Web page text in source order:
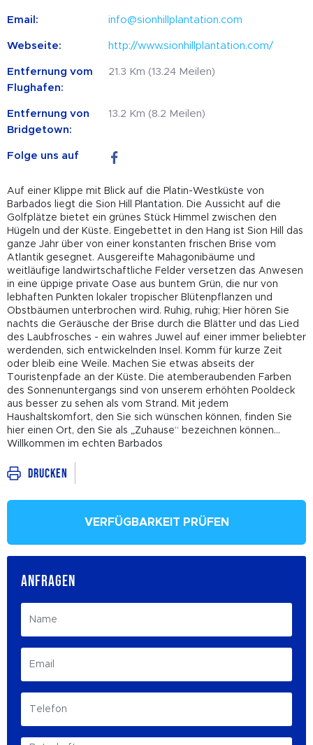
Email: info@sionhillplantation.com
Webseite: http://www.sionhillplantation.com/
Entfernung vom
Flughafen:
21.3 Km (13.24 Meilen)
Entfernung von
Bridgetown:
13.2 Km (8.2 Meilen)
Folge uns auf
Auf einer Klippe mit Blick auf die Platin-Westküste von
Barbados liegt die Sion Hill Plantation. Die Aussicht auf die
Golfplätze bietet ein grünes Stück Himmel zwischen den
Hügeln und der Küste. Eingebettet in den Hang ist Sion Hill das
ganze Jahr über von einer konstanten frischen Brise vom
Atlantik gesegnet. Ausgereifte Mahagonibäume und
weitläufige landwirtschaftliche Felder versetzen das Anwesen
in eine üppige private Oase aus buntem Grün, die nur von
lebhaften Punkten lokaler tropischer Blütenpflanzen und
Obstbäumen unterbrochen wird. Ruhig, ruhig; Hier hören Sie
nachts die Geräusche der Brise durch die Blätter und das Lied
des Laubfrosches - ein wahres Juwel auf einer immer beliebter
werdenden, sich entwickelnden Insel. Komm für kurze Zeit
oder bleib eine Weile. Machen Sie etwas abseits der
Touristenpfade an der Küste. Die atemberaubenden Farben
des Sonnenuntergangs sind von unserem erhöhten Pooldeck
aus besser zu sehen als vom Strand. Mit jedem
Haushaltskomfort, den Sie sich wünschen können, finden Sie
hier einen Ort, den Sie als „Zuhause“ bezeichnen können…
Willkommen im echten Barbados
Drucken
VERFÜGBARKEIT PRÜFEN
ANFRAGEN